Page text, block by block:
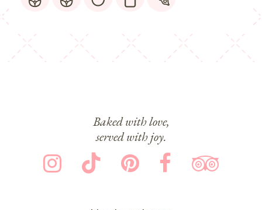
Baked with love,
served with joy.